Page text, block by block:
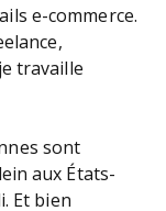
e-commerce.
travaille
sont
aux États-
Et bien